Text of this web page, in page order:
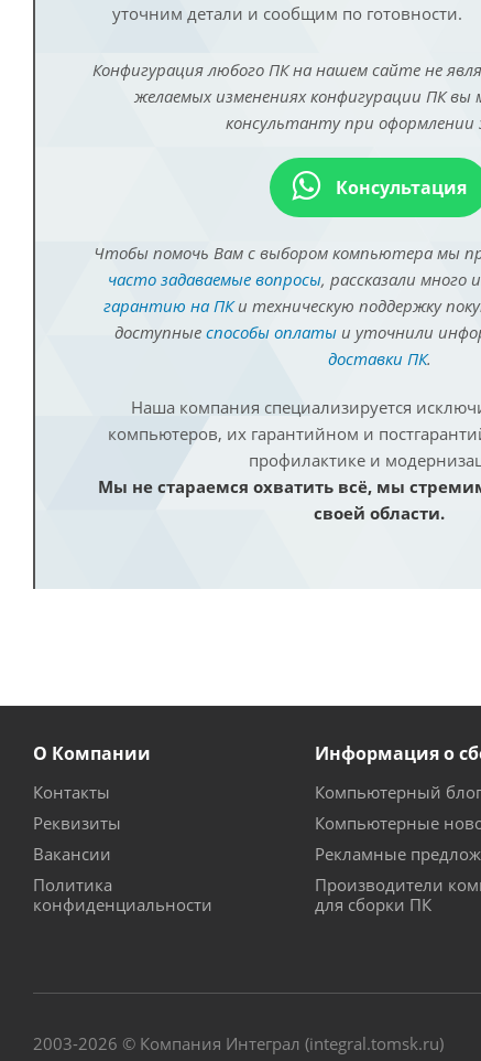
уточним детали и сообщим по готовности.
Конфигурация любого ПК на нашем сайте не
желаемых изменениях конфигурации ПК
консультанту при оформлении
Консультация
Чтобы помочь Вам с выбором компьютера мы
часто задаваемые вопросы, рассказали много
гарантию на ПКи техническую поддержку
доступные способы оплатыи уточнили
доставки ПК.
Наша компания специализируется
компьютеров, их гарантийном и
профилактике и
Мы не стараемся охватить всё, мы
своей области.
О Компании
Контакты
Реквизиты
Вакансии
Политика
конфиденциальности
Информация о
Компьютерный блог
Компьютерные
Рекламные
Производители
для сборки ПК
2003-2026 © Компания Интеграл (integral.tomsk.ru)